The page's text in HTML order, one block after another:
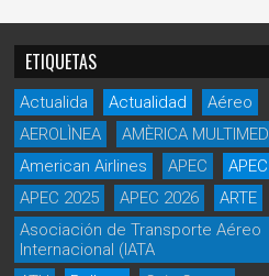
ETIQUETAS
Actualida Actualidad
Aéreo
AEROLÌNEA
AMÈRICA
American Airlines
APEC
APEC 2025
APEC 2026
ARTE
Asociación de Transporte Aéreo
Internacional (IATA